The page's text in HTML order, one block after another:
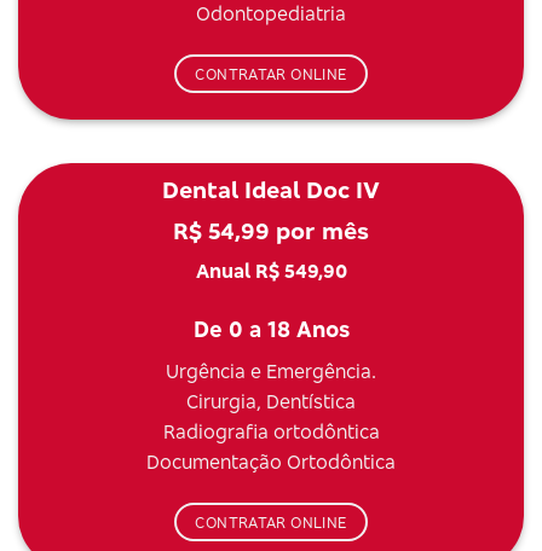
Odontopediatria
CONTRATAR ONLINE
Dental Ideal Doc IV
R$ 54,99 por mês
Anual R$ 549,90
De 0 a 18 Anos
Urgência e Emergência.
Cirurgia, Dentística
Radiografia ortodôntica
Documentação Ortodôntica
CONTRATAR ONLINE